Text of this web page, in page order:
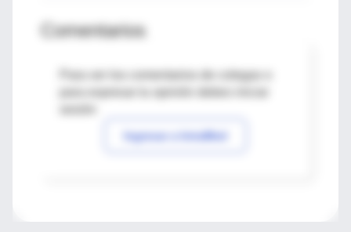
Comentarios
Para ver los comentarios de colegas o
Ingresar a IntraMed